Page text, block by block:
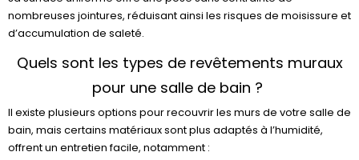
nombreuses jointures, réduisant ainsi les risques de moisissure et
d’accumulation de saleté.
Quels sont les types de revêtements muraux
pour une salle de bain ?
Il existe plusieurs options pour recouvrir les murs de votre salle de
bain, mais certains matériaux sont plus adaptés à l’humidité,
offrent un entretien facile, notamment :